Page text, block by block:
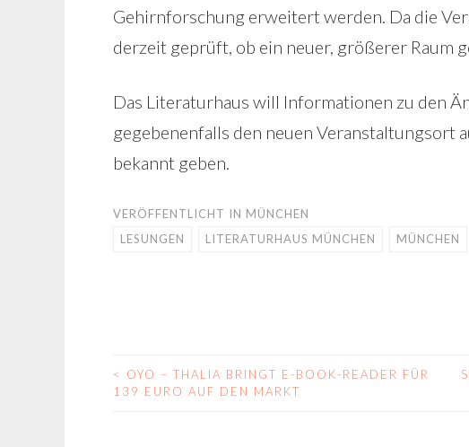
Gehirnforschung erweitert werden. Da die
derzeit geprüft, ob ein neuer, größerer Raum
Das Literaturhaus will Informationen zu den
gegebenenfalls den neuen Veranstaltungsort
bekannt geben.
VERÖFFENTLICHT IN MÜNCHEN
LESUNGEN
LITERATURHAUS MÜNCHEN MÜNCHEN
BEITRAGS-
<
OYO – THALIA BRINGT E-BOOK-READER FÜR
139 EURO AUF DEN MARKT